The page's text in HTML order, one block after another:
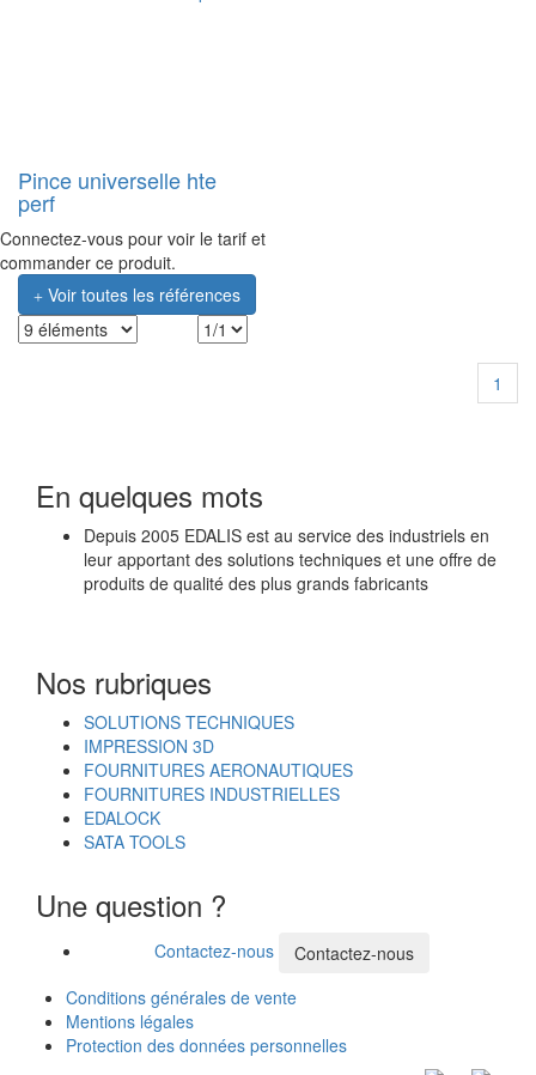
Pince universelle hte
perf
Connectez-vous pour voir le tarif et
commander ce produit.
Voir toutes les références
1
En quelques mots
Depuis 2005 EDALIS est au service des industriels en
leur apportant des solutions techniques et une offre de
produits de qualité des plus grands fabricants
Nos rubriques
SOLUTIONS TECHNIQUES
IMPRESSION 3D
FOURNITURES AERONAUTIQUES
FOURNITURES INDUSTRIELLES
EDALOCK
SATA TOOLS
Une question ?
Contactez-nous
Contactez-nous
Conditions générales de vente
Mentions légales
Protection des données personnelles